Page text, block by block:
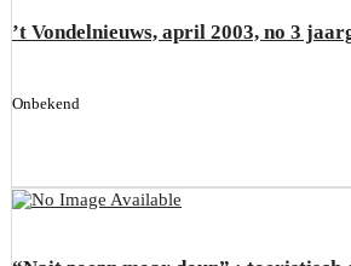
’t Vondelnieuws, april 2003, no 3
Onbekend